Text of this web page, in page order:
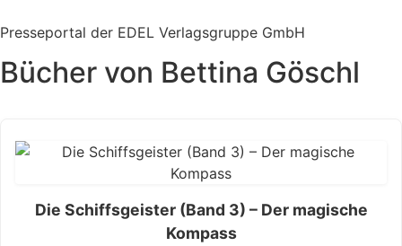
Inhalt
Presseportal der EDEL Verlagsgruppe GmbH
Bücher von Bettina Göschl
Die Schiffsgeister (Band 3) – Der magische
Kompass